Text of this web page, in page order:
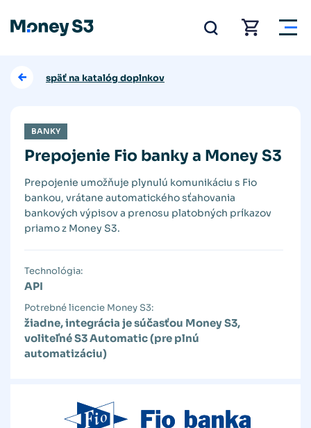
späť na katalóg doplnkov
BANKY
Prepojenie Fio banky a Money S3
Prepojenie umožňuje plynulú komunikáciu s Fio
bankou, vrátane automatického sťahovania
bankových výpisov a prenosu platobných príkazov
priamo z Money S3.
Technológia:
API
Potrebné licencie Money S3:
žiadne, integrácia je súčasťou Money S3,
voliteľné S3 Automatic (pre plnú
automatizáciu)